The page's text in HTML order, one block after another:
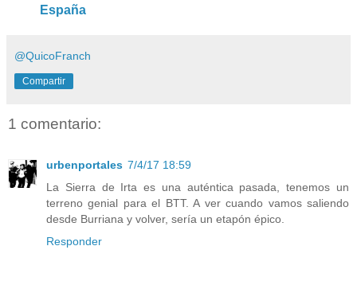
España
@QuicoFranch
Compartir
1 comentario:
urbenportales 7/4/17 18:59
La Sierra de Irta es una auténtica pasada, tenemos un
terreno genial para el BTT. A ver cuando vamos saliendo
desde Burriana y volver, sería un etapón épico.
Responder